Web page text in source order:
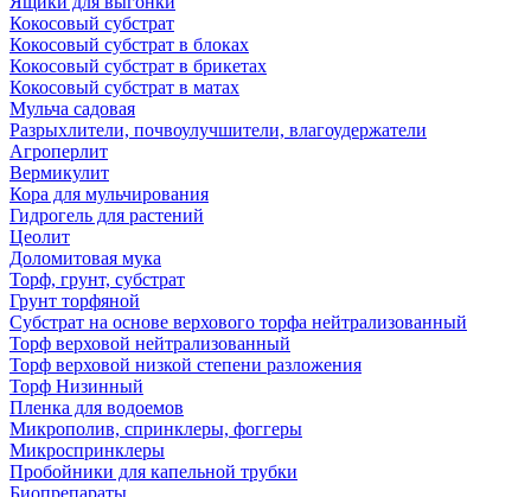
Кокосовый субстрат
Кокосовый субстрат в блоках
Кокосовый субстрат в брикетах
Кокосовый субстрат в матах
Мульча садовая
Разрыхлители, почвоулучшители, влагоудержатели
Агроперлит
Вермикулит
Кора для мульчирования
Гидрогель для растений
Цеолит
Доломитовая мука
Торф, грунт, субстрат
Грунт торфяной
Субстрат на основе верхового торфа нейтрализованный
Торф верховой нейтрализованный
Торф верховой низкой степени разложения
Торф Низинный
Пленка для водоемов
Микрополив, спринклеры, фоггеры
Микроспринклеры
Пробойники для капельной трубки
Биопрепараты